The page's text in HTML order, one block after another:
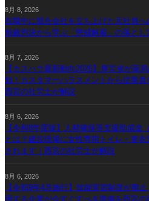
8月 8, 2026
在職中に競合会社を立ち上げた元社員
地裁判決から学ぶ「懲戒解雇」の落と
8月 7, 2026
【カスハラ最新動向2026】厚労省が薬
知！カスタマーハラスメントから従業
西宮の社労士が解説
8月 6, 2026
【令和8年度版】人材確保等支援助成金
とは？建設現場に女性専用トイレ・更
されます｜西宮の社労士が解説
8月 6, 2026
【令和9年4月施行】技能実習制度が廃
用する企業が今すぐすべき準備を西宮の